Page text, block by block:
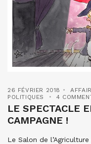
26 FÉVRIER 2018
POLITIQUES
4
LE SPECTACLE
CAMPAGNE !
Le Salon de